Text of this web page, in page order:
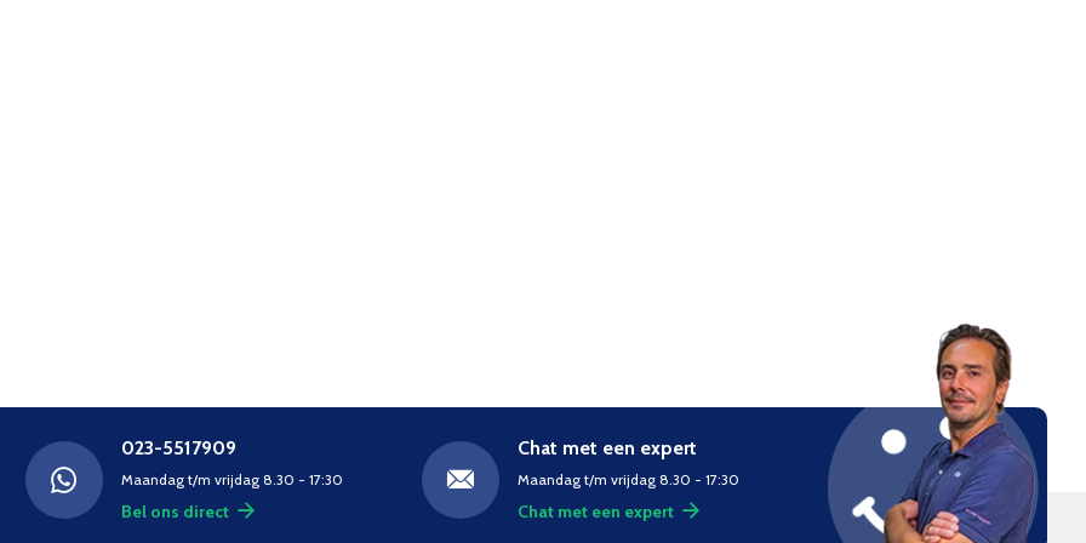
023-5517909
Maandag t/m vrijdag 8.30 - 17:30
Bel ons direct
Chat met een expert
Maandag t/m vrijdag 8.30 - 17:30
Chat met een expert